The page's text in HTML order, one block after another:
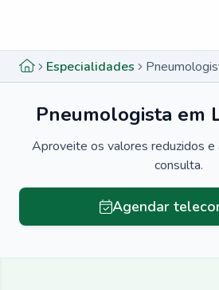
Especialidades
Pneumologista em
Aproveite os valores reduzidos e
consulta.
Agendar